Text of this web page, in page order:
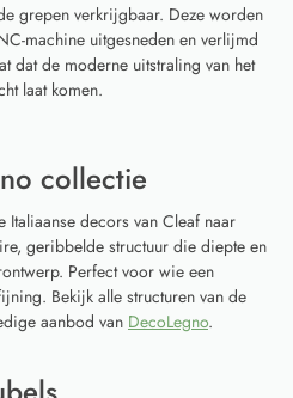
grepen verkrijgbaar. Deze worden
machine uitgesneden en verlijmd
dat de moderne uitstraling van het
laat komen.
collectie
Italiaanse decors van Cleaf naar
geribbelde structuur die diepte en
Perfect voor wie een
Bekijk alle structuren van de
aanbod van DecoLegno.